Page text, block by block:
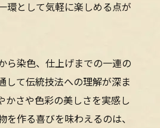
環として気軽に楽しめる点が
ら染色、仕上げまでの一連の
して伝統技法への理解が深ま
かさや色彩の美しさを実感し
作る喜びを味わえるのは、